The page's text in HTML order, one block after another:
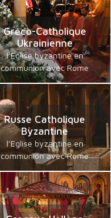
Gréco-Catholique
Ukrainienne
l’Eglise byzantine en
communion avec Rome
Russe Catholique
Byzantine
l’Eglise byzantine en
communion avec Rome